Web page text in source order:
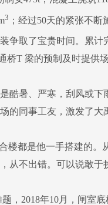
3 ；经过50天的紧张不
争取了宝贵时间。累计
桥T 梁的预制及时提供
暑、严寒，刮风或下
的同事工友，激发了大
都是他一手搭建的。
从不出错。可以说敢于
2018年10月，闸室底